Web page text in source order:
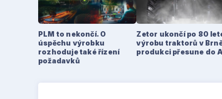
PLM to nekončí. O
úspěchu výrobku
rozhoduje také řízení
požadavků
Zetor ukončí po 80
výrobu traktorů v
produkci přesune do